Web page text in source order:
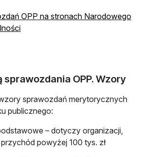
OPP na stronach Narodowego
otwiera się w nowej karcie
sprawozdania OPP. Wzory
sprawozdań merytorycznych
publicznego:
– dotyczy organizacji,
powyżej 100 tys. zł